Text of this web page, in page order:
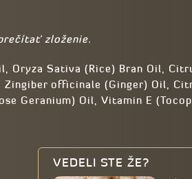
zloženie.
Oryza Sativa (Rice) Bran Oil,
officinale (Ginger) Oil,
Geranium) Oil, Vitamin E
VEDELI STE ŽE?